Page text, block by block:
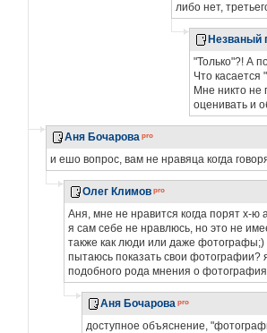
либо нет,
Незваный
"Только"?! А
Что касается
Мне никто не
оценивать и
Аня Бочарова
и ешо вопрос, вам не нравяца когда
Олег Климов
Аня, мне не нравится когда порят х-ю
я сам себе не нравлюсь, но это не
также как люди или даже фотографы;)
пытаюсь показать свои фотографии?
подобного рода мнения о
Аня Бочарова
доступное объяснение,